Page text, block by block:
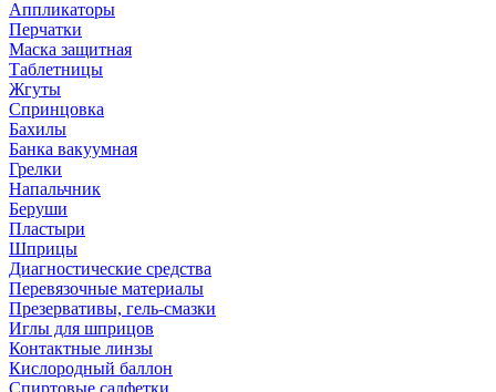
Аппликаторы
Перчатки
Маска защитная
Таблетницы
Жгуты
Спринцовка
Бахилы
Банка вакуумная
Грелки
Напальчник
Беруши
Пластыри
Шприцы
Диагностические средства
Перевязочные материалы
Презервативы, гель-смазки
Иглы для шприцов
Контактные линзы
Кислородный баллон
Спиртовые салфетки